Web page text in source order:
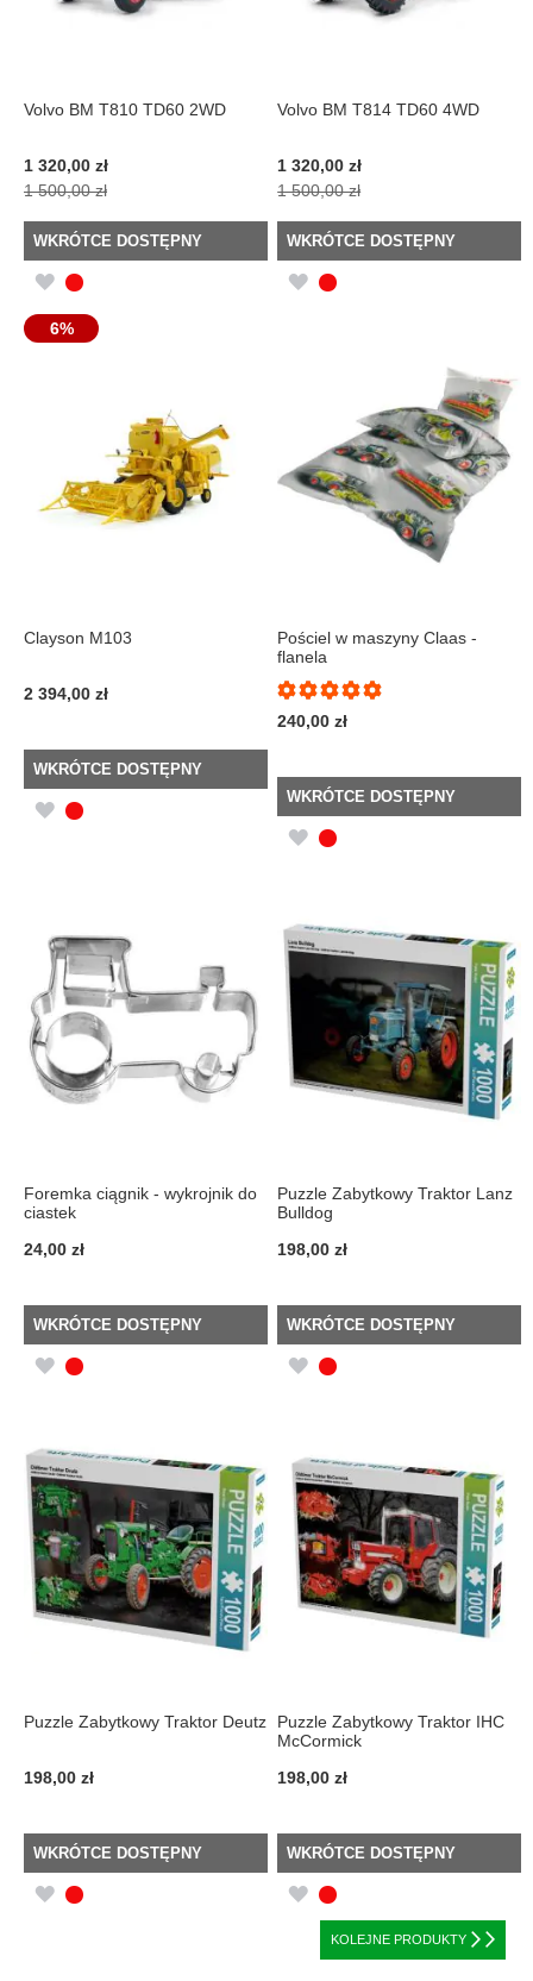
Volvo BM T810 TD60 2WD
Cena
1 320,00 zł
1 500,00 zł
WKRÓTCE DOSTĘPNY
DODAJ
DO
Volvo BM T814 TD60 4WD
Cena
1 320,00 zł
1 500,00 zł
WKRÓTCE DOSTĘPNY
DODAJ
6%
Clayson M103
2 394,00 zł
WKRÓTCE DOSTĘPNY
DODAJ
ŻYCZEŃ
Pościel w maszyny Claas -
flanela
240,00 zł
WKRÓTCE DOSTĘPNY
DODAJ
ŻYCZEŃ
Foremka ciągnik - wykrojnik do
ciastek
24,00 zł
WKRÓTCE DOSTĘPNY
DODAJ
LISTY
ŻYCZEŃ
Puzzle Zabytkowy Traktor Lanz
Bulldog
198,00 zł
WKRÓTCE DOSTĘPNY
DODAJ
ŻYCZEŃ
Puzzle Zabytkowy Traktor Deutz
198,00 zł
WKRÓTCE DOSTĘPNY
DODAJ
Puzzle Zabytkowy Traktor IHC
McCormick
198,00 zł
WKRÓTCE DOSTĘPNY
DODAJ
DOKOLEJNE PRODUKTY